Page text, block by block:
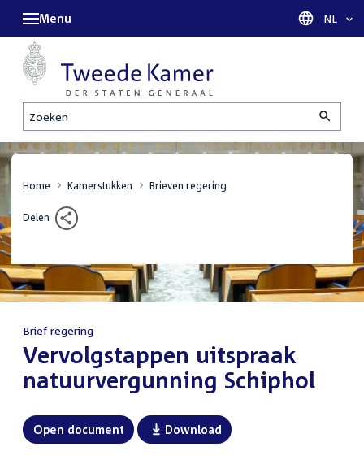
Zoeken
Menu Taal
NL
Home Kamerstukken Brieven regering
Delen
Brief regering
:Vervolgstappen uitspraak
natuurvergunning Schiphol
Open document Download